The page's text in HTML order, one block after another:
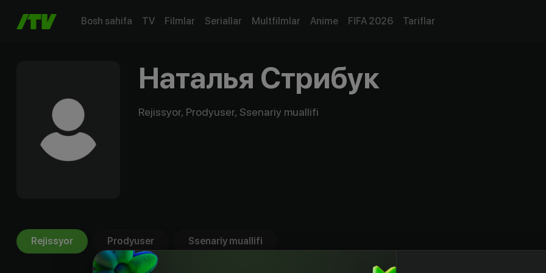
Bosh sahifa TV Filmlar Seriallar Multfilmlar Anime FIFA 2026 Tariflar
Наталья Стрибук
Rejissyor, Prodyuser, Ssenariy muallifi
Rejissyor Prodyuser Ssenariy muallifi